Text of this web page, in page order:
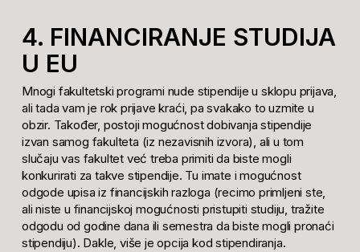
4. FINANCIRANJE STUDIJA
U EU
Mnogi fakultetski programi nude stipendije u sklopu prijava,
ali tada vam je rok prijave kraći, pa svakako to uzmite u
obzir. Također, postoji mogućnost dobivanja stipendije
izvan samog fakulteta (iz nezavisnih izvora), ali u tom
slučaju vas fakultet već treba primiti da biste mogli
konkurirati za takve stipendije. Tu imate i mogućnost
odgode upisa iz financijskih razloga (recimo primljeni ste,
ali niste u financijskoj mogućnosti pristupiti studiju, tražite
odgodu od godine dana ili semestra da biste mogli pronaći
stipendiju). Dakle, više je opcija kod stipendiranja.